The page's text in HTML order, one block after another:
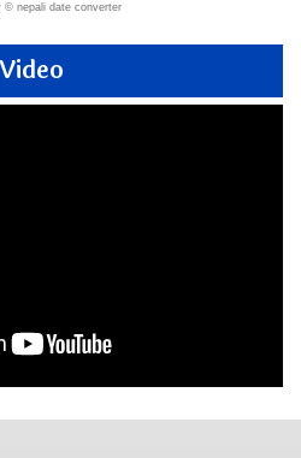
© nepali date converter
Video